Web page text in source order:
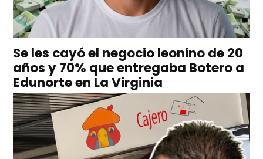
Se les cayó el negocio leonino de 20
años y 70% que entregaba Botero a
Edunorte en La Virginia